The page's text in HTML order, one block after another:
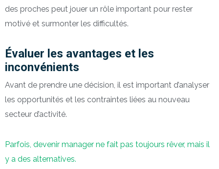
des proches peut jouer un rôle important pour rester
motivé et surmonter les difficultés.
Évaluer les avantages et les
inconvénients
Avant de prendre une décision, il est important d’analyser
les opportunités et les contraintes liées au nouveau
secteur d’activité.
Parfois, devenir manager ne fait pas toujours rêver, mais il
y a des alternatives.